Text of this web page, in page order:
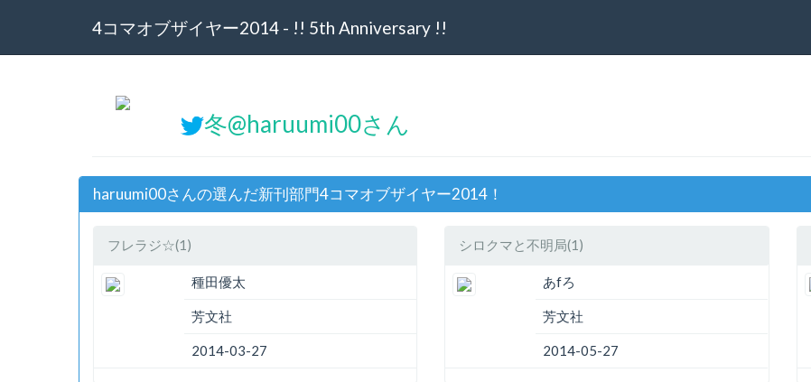
4コマオブザイヤー2014 - !! 5th Anniversary !!
冬@haruumi00さん
haruumi00さんの選んだ新刊部門4コマオブザイヤー2014！
フレラジ☆(1)
種田優太
芳文社
2014-03-27
シロクマと不明局(1)
あfろ
芳文社
2014-05-27